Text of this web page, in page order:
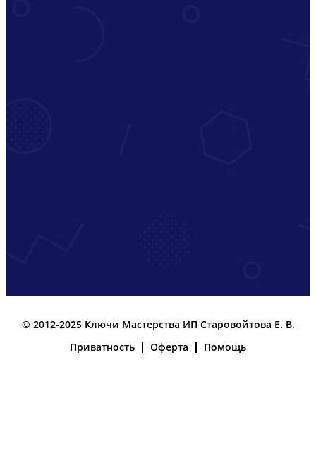
© 2012-2025 Ключи Мастерства ИП Старовойтова Е. В.
Приватность
Оферта Помощь